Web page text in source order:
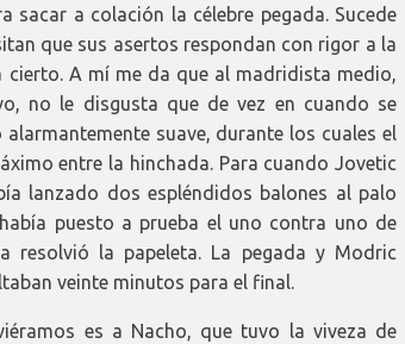
sacar a colación la célebre pegada. Sucede
que sus asertos respondan con rigor a la
A mí me da que al madridista medio,
no le disgusta que de vez en cuando se
suave, durante los cuales el
entre la hinchada. Para cuando Jovetic
lanzado dos espléndidos balones al palo
puesto a prueba el uno contra uno de
resolvió la papeleta. La pegada y Modric
veinte minutos para el final.
es a Nacho, que tuvo la viveza de